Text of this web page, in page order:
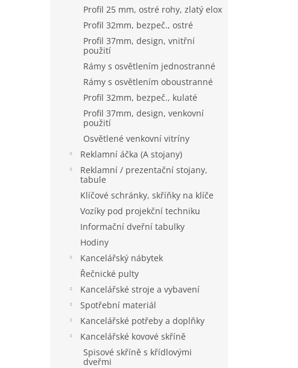
Profil 25 mm, ostré rohy, zlatý elox
Profil 32mm, bezpeč., ostré
Profil 37mm, design, vnitřní
použití
Rámy s osvětlením jednostranné
Rámy s osvětlením oboustranné
Profil 32mm, bezpeč., kulaté
Profil 37mm, design, venkovní
použití
Osvětlené venkovní vitríny
Reklamní áčka (A stojany)
Reklamní / prezentační stojany,
tabule
Klíčové schránky, skříňky na klíče
Vozíky pod projekční techniku
Informační dveřní tabulky
Hodiny
Kancelářský nábytek
Řečnické pulty
Kancelářské stroje a vybavení
Spotřební materiál
Kancelářské potřeby a doplňky
Kancelářské kovové skříně
Spisové skříně s křídlovými
dveřmi